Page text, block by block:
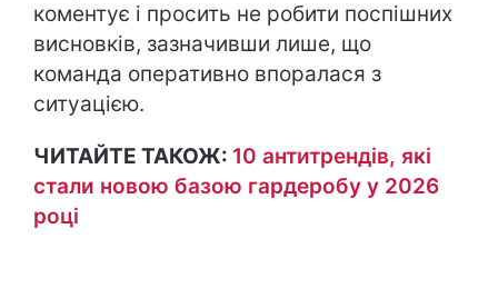
коментує і просить не робити поспішних
висновків, зазначивши лише, що
команда оперативно впоралася з
ситуацією.
ЧИТАЙТЕ ТАКОЖ: 10 антитрендів, які
стали новою базою гардеробу у 2026
році